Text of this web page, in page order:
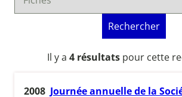
Rechercher
Il y a 4 résultats pour cette
2008 Journée annuelle de la